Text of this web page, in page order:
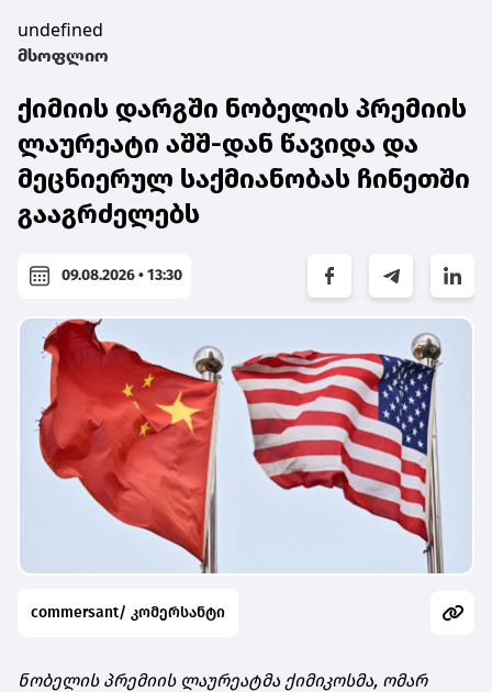
undefined
მსოფლიო
ქიმიის დარგში ნობელის პრემიის
ლაურეატი აშშ-დან წავიდა და
მეცნიერულ საქმიანობას ჩინეთში
გააგრძელებს
09.08.2026 • 13:30
commersant/ კომერსანტი
ნობელის პრემიის ლაურეატმა ქიმიკოსმა, ომარ